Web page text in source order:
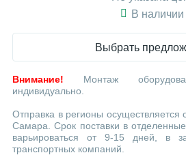
В наличии
Выбрать
Внимание! Монтаж
индивидуально.
Отправка в регионы осуществляется
Самара. Срок поставки в
варьироваться от 9-15 дней, в
транспортных компаний.